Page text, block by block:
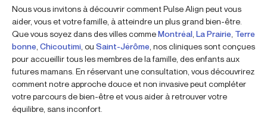
Nous vous invitons à découvrir comment Pulse Align peut vous
aider, vous et votre famille, à atteindre un plus grand bien-être.
Que vous soyez dans des villes commeMontréal, La Prairie, Terre
bonne, Chicoutimi, ou Saint-Jérôme, nos cliniques sont conçues
pour accueillir tous les membres de la famille, des enfants aux
futures mamans. En réservant une consultation, vous découvrirez
comment notre approche douce et non invasive peut compléter
votre parcours de bien-être et vous aider à retrouver votre
équilibre, sans inconfort.